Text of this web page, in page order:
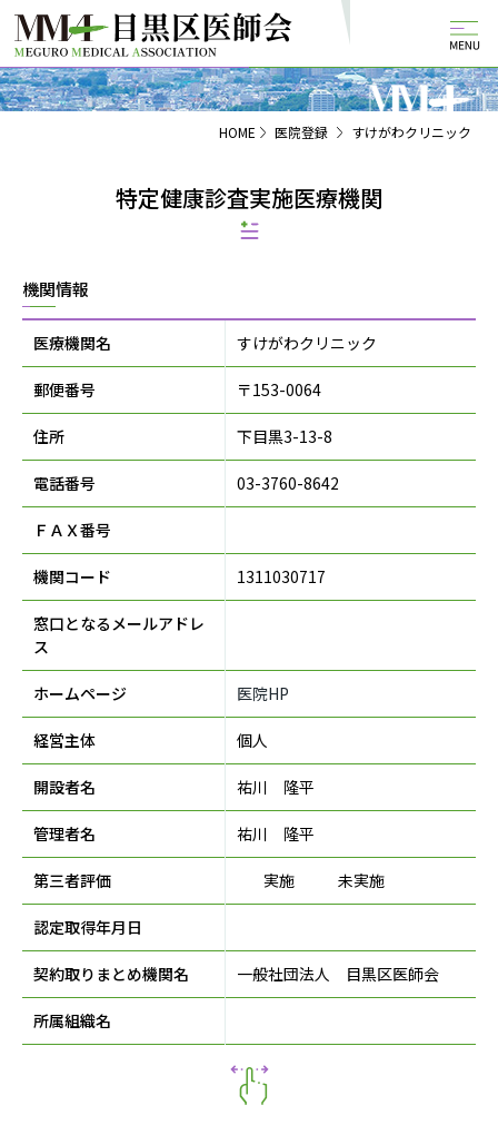
HOME 医院登録 すけがわクリニック
特定健康診査実施医療機関
機関情報
医療機関名 すけがわクリニック
郵便番号 〒153-0064
住所 下目黒3-13-8
電話番号 03-3760-8642
ＦＡＸ番号
機関コード 1311030717
窓口となるメールアドレ
ス
ホームページ 医院HP
経営主体 個人
開設者名 祐川 隆平
管理者名 祐川 隆平
第三者評価 実施 未実施
認定取得年月日
契約取りまとめ機関名 一般社団法人 目黒区医師会
所属組織名